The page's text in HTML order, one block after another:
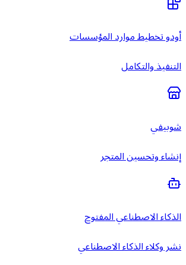
أودو تخطيط موارد المؤسسات
التنفيذ والتكامل
شوبيفي
إنشاء وتحسين المتجر
الذكاء الاصطناعي المفتوح
نشر وكلاء الذكاء الاصطناعي